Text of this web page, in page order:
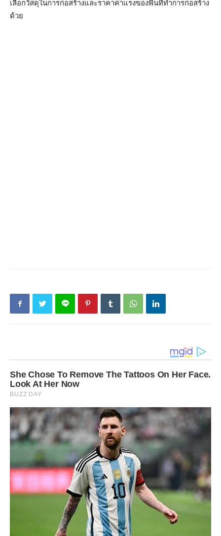
เลือกวัสดุในการก่อสร้างและราคาค่าแรงของพื้นที่ทำการก่อสร้าง
ด้วย